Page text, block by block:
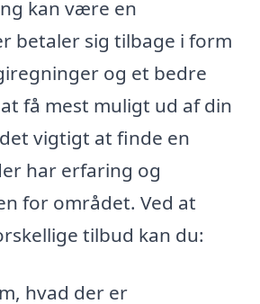
kan være en
betaler sig tilbage i form
og et bedre
få mest muligt ud af din
vigtigt at finde en
har erfaring og
for området. Ved at
tilbud kan du:
hvad der er